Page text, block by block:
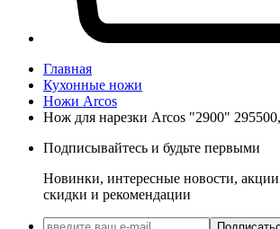
Главная
Кухонные ножи
Ножи Arcos
Нож для нарезки Arcos "2900"
Подписывайтесь и будьте первыми
Новинки, интересные новости,
скидки и рекомендации